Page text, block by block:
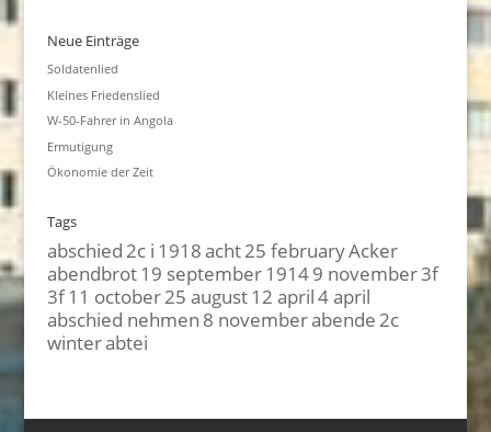
Neue Einträge
Soldatenlied
Kleines Friedenslied
W-50-Fahrer in Angola
Ermutigung
Ökonomie der Zeit
Tags
abschied2c i 1918acht25 februaryAcker
abendbrot19 september19149 november3f
3f11 october25 august12 april4 april
abschied nehmen 8 novemberabende2c
winterabtei